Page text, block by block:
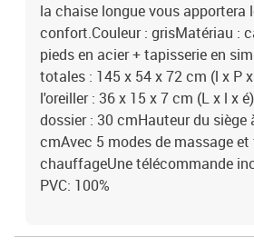
la chaise longue vous apportera
confort.Couleur : grisMatériau :
pieds en acier + tapisserie en
totales : 145 x 54 x 72 cm (l x P
l'oreiller : 36 x 15 x 7 cm (L x l x
dossier : 30 cmHauteur du siège
cmAvec 5 modes de massage
chauffageUne télécommande
PVC: 100%